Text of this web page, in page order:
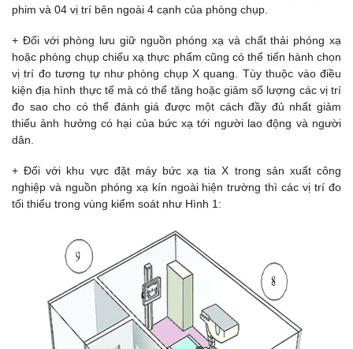
phim và 04 vị trí bên ngoài 4 cạnh của phòng chụp.
+ Đối với phòng lưu giữ nguồn phóng xạ và chất thải phóng xạ
hoặc phòng chụp chiếu xạ thực phẩm cũng có thể tiến hành chọn
vị trí đo tương tự như phòng chụp X quang. Tùy thuộc vào điều
kiện địa hình thực tế mà có thể tăng hoặc giảm số lượng các vị trí
đo sao cho có thể đánh giá được một cách đầy đủ nhất giảm
thiểu ảnh hưởng có hại của bức xạ tới người lao động và người
dân.
+ Đối với khu vực đặt máy bức xạ tia X trong sản xuất công
nghiệp và nguồn phóng xạ kín ngoài hiện trường thì các vị trí đo
tối thiểu trong vùng kiểm soát như Hình 1: